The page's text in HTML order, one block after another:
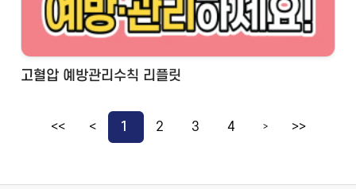
고혈압 예방관리수칙 리플릿
<< < 1 2 3 4 > >>